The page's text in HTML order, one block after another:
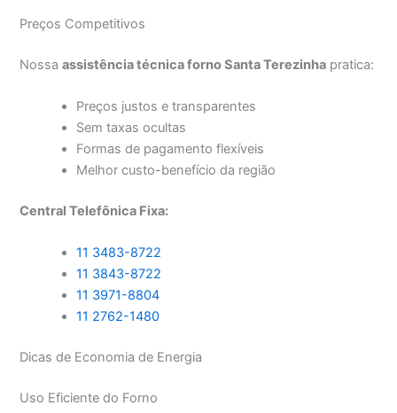
Preços Competitivos
Nossaassistência técnica forno Santa Terezinha pratica:
Preços justos e transparentes
Sem taxas ocultas
Formas de pagamento flexíveis
Melhor custo-benefício da região
Central Telefônica Fixa:
11 3483-8722
11 3843-8722
11 3971-8804
11 2762-1480
Dicas de Economia de Energia
Uso Eficiente do Forno